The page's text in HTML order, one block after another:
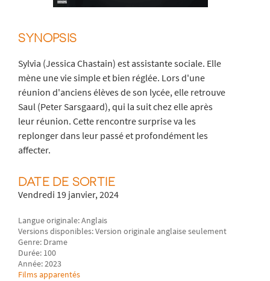
SYNOPSIS
Sylvia (Jessica Chastain) est assistante sociale. Elle
mène une vie simple et bien réglée. Lors d'une
réunion d'anciens élèves de son lycée, elle retrouve
Saul (Peter Sarsgaard), qui la suit chez elle après
leur réunion. Cette rencontre surprise va les
replonger dans leur passé et profondément les
affecter.
DATE DE SORTIE
Vendredi 19 janvier, 2024
Langue originale: Anglais
Versions disponibles: Version originale anglaise seulement
Genre: Drame
Durée: 100
Année: 2023
Films apparentés